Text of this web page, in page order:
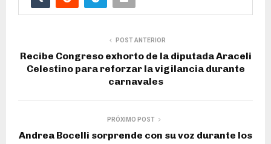
POST ANTERIOR
Recibe Congreso exhorto de la diputada Araceli
Celestino para reforzar la vigilancia durante
carnavales
PRÓXIMO POST
Andrea Bocelli sorprende con su voz durante los